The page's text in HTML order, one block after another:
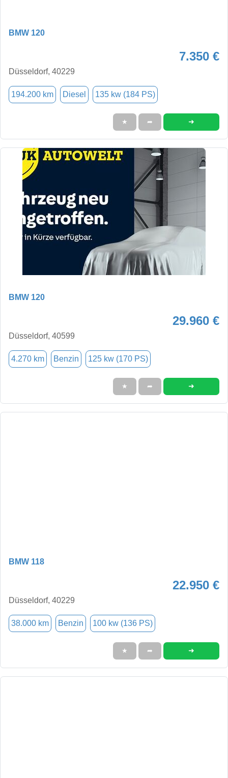
BMW 120
7.350 €
Düsseldorf, 40229
194.200 km Diesel 135 kw (184 PS)
★ ➦ ➜
BMW 120
29.960 €
Düsseldorf, 40599
4.270 km Benzin 125 kw (170 PS)
★ ➦ ➜
BMW 118
22.950 €
Düsseldorf, 40229
38.000 km Benzin 100 kw (136 PS)
★ ➦ ➜